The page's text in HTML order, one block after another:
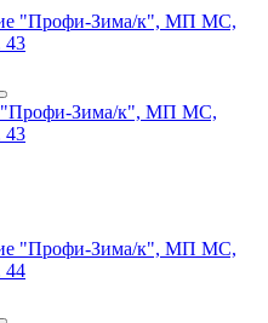
"Профи-Зима/к", МП МС,
43